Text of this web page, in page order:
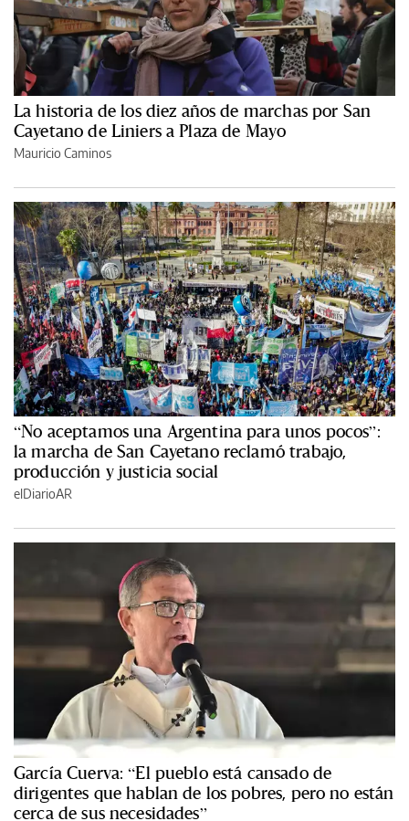
La historia de los diez años de marchas por San
Cayetano de Liniers a Plaza de Mayo
Mauricio Caminos
“No aceptamos una Argentina para unos pocos”:
la marcha de San Cayetano reclamó trabajo,
producción y justicia social
elDiarioAR
García Cuerva: “El pueblo está cansado de
dirigentes que hablan de los pobres, pero no están
cerca de sus necesidades”